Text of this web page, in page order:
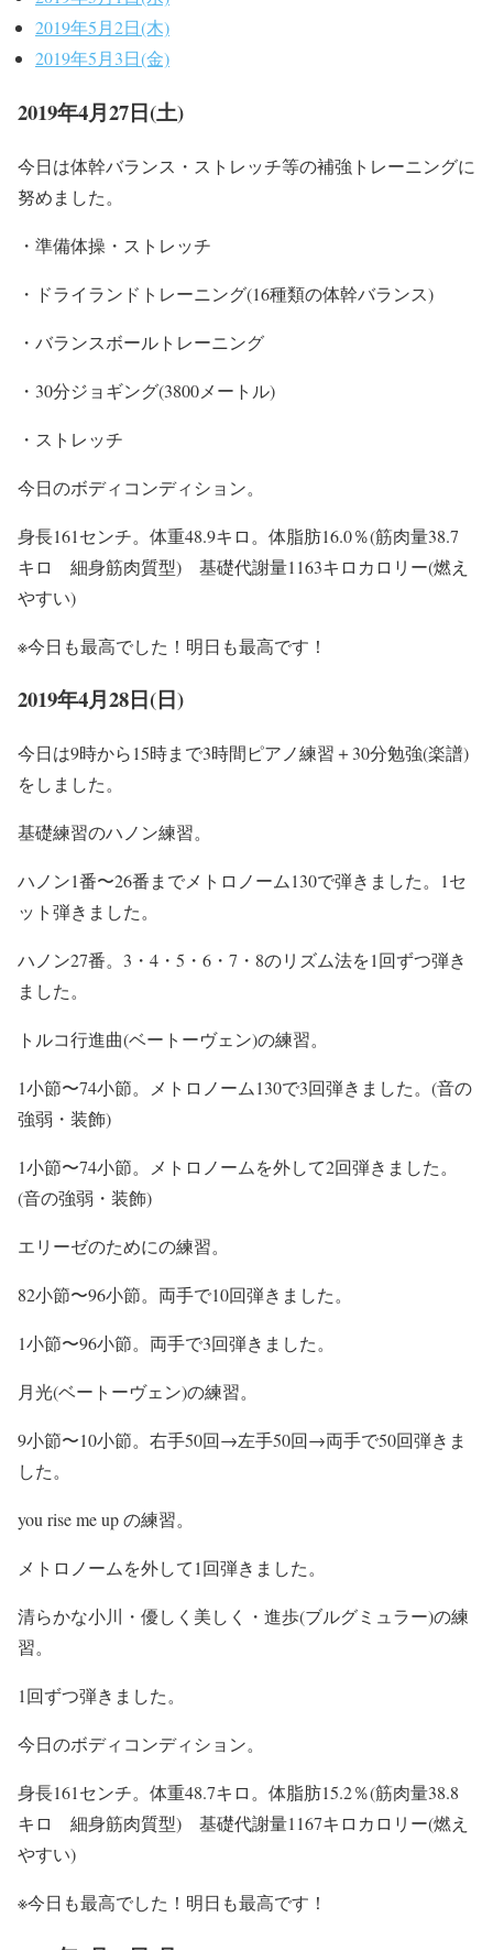
2019年5月2日(木)
2019年5月3日(金)
2019年4月27日(土)
今日は体幹バランス・ストレッチ等の補強トレーニングに
努めました。
・準備体操・ストレッチ
・ドライランドトレーニング(16種類の体幹バランス)
・バランスボールトレーニング
・30分ジョギング(3800メートル)
・ストレッチ
今日のボディコンディション。
身長161センチ。体重48.9キロ。体脂肪16.0％(筋肉量38.7
キロ 細身筋肉質型) 基礎代謝量1163キロカロリー(燃え
やすい)
※今日も最高でした！明日も最高です！
2019年4月28日(日)
今日は9時から15時まで3時間ピアノ練習＋30分勉強(楽譜)
をしました。
基礎練習のハノン練習。
ハノン1番〜26番までメトロノーム130で弾きました。1セ
ット弾きました。
ハノン27番。3・4・5・6・7・8のリズム法を1回ずつ弾き
ました。
トルコ行進曲(ベートーヴェン)の練習。
1小節〜74小節。メトロノーム130で3回弾きました。(音の
強弱・装飾)
1小節〜74小節。メトロノームを外して2回弾きました。
(音の強弱・装飾)
エリーゼのためにの練習。
82小節〜96小節。両手で10回弾きました。
1小節〜96小節。両手で3回弾きました。
月光(ベートーヴェン)の練習。
9小節〜10小節。右手50回→左手50回→両手で50回弾きま
した。
you rise me up の練習。
メトロノームを外して1回弾きました。
清らかな小川・優しく美しく・進歩(ブルグミュラー)の練
習。
1回ずつ弾きました。
今日のボディコンディション。
身長161センチ。体重48.7キロ。体脂肪15.2％(筋肉量38.8
キロ 細身筋肉質型) 基礎代謝量1167キロカロリー(燃え
やすい)
※今日も最高でした！明日も最高です！